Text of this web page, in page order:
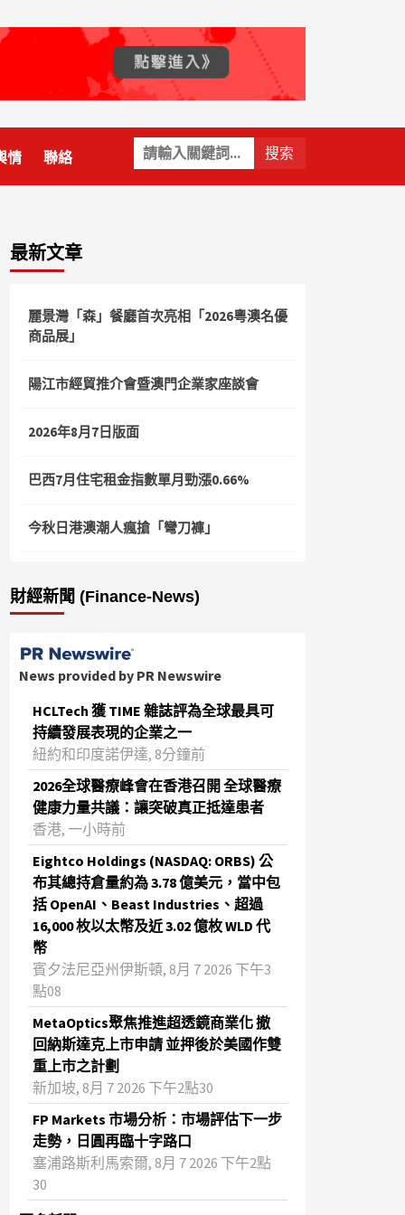
關
鍵
字:
情 聯絡
最新文章
麗景灣「森」餐廳首次亮相「2026粵澳名優
商品展」
陽江市經貿推介會暨澳門企業家座談會
2026年8月7日版面
巴西7月住宅租金指數單月勁漲0.66%
今秋日港澳潮人瘋搶「彎刀褲」
財經新聞 (Finance-News)
News provided by PR Newswire
HCLTech 獲 TIME 雜誌評為全球最具可
持續發展表現的企業之一
紐約和印度諾伊達, 8分鐘前
2026全球醫療峰會在香港召開 全球醫療
健康力量共議：讓突破真正抵達患者
香港, 一小時前
Eightco Holdings (NASDAQ: ORBS) 公
布其總持倉量約為 3.78 億美元，當中包
括 OpenAI、Beast Industries、超過
16,000 枚以太幣及近 3.02 億枚 WLD 代
幣
賓夕法尼亞州伊斯頓, 8月 7 2026 下午3
點08
MetaOptics聚焦推進超透鏡商業化 撤
回納斯達克上市申請 並押後於美國作雙
重上市之計劃
新加坡, 8月 7 2026 下午2點30
FP Markets 市場分析：市場評估下一步
走勢，日圓再臨十字路口
塞浦路斯利馬索爾, 8月 7 2026 下午2點
30